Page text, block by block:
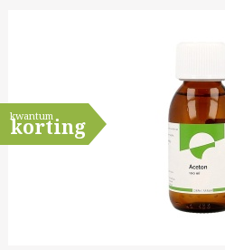
kwantum
korting